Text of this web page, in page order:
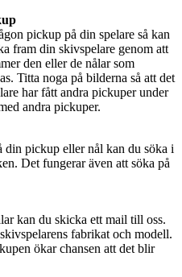
pickup på din spelare så kan
fram din skivspelare genom att
den eller de nålar som
Titta noga på bilderna så att det
har fått andra pickuper under
andra pickuper.
din pickup eller nål kan du söka i
Det fungerar även att söka på
kan du skicka ett mail till oss.
fabrikat och modell.
ökar chansen att det blir